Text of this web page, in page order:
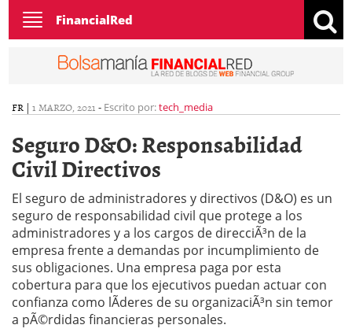
Toggle
navigation
FinancialRed
FR | 1 MARZO, 2021 - Escrito por:tech_media
Seguro D&O: Responsabilidad
Civil Directivos
El seguro de administradores y directivos (D&O) es un
seguro de responsabilidad civil que protege a los
administradores y a los cargos de direcciÃ³n de la
empresa frente a demandas por incumplimiento de
sus obligaciones. Una empresa paga por esta
cobertura para que los ejecutivos puedan actuar con
confianza como lÃ­deres de su organizaciÃ³n sin temor
a pÃ©rdidas financieras personales.